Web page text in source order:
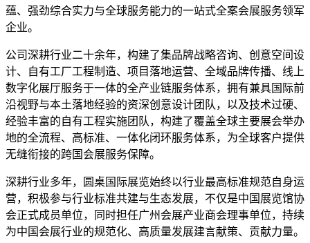
蕴、强劲综合实力与全球服务能力的一站式全案会展服务领军
企业。
公司深耕行业二十余年，构建了集品牌战略咨询、创意空间设
计、自有工厂工程制造、项目落地运营、全域品牌传播、线上
数字化展厅服务于一体的全产业链服务体系，拥有兼具国际前
沿视野与本土落地经验的资深创意设计团队，以及技术过硬、
经验丰富的自有工程实施团队，构建了覆盖全球主要展会举办
地的全流程、高标准、一体化闭环服务体系，为全球客户提供
无缝衔接的跨国会展服务保障。
深耕行业多年，圆桌国际展览始终以行业最高标准规范自身运
营，积极参与行业标准共建与生态发展，不仅是中国展览馆协
会正式成员单位，同时担任广州会展产业商会理事单位，持续
为中国会展行业的规范化、高质量发展建言献策、贡献力量。